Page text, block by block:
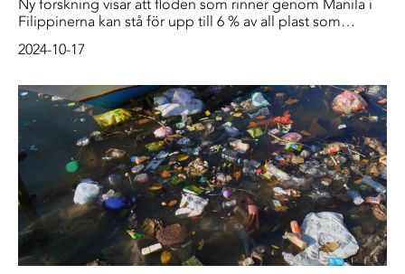
Ny forskning visar att floden som rinner genom Manila i
Filippinerna kan stå för upp till 6 % av all plast som
förmodligen från den stora användningen av
att återvinna och bidrar i hög grad till miljöförstöring,
särskilt i floder och hav.
2024-10-17